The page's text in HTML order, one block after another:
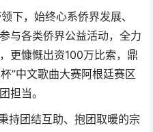
，始终心系侨界发展、
与各类侨界公益活动，全力
更慷慨出资100万比索，鼎
”中文歌曲大赛阿根廷赛区
担当。
团结互助、抱团取暖的宗